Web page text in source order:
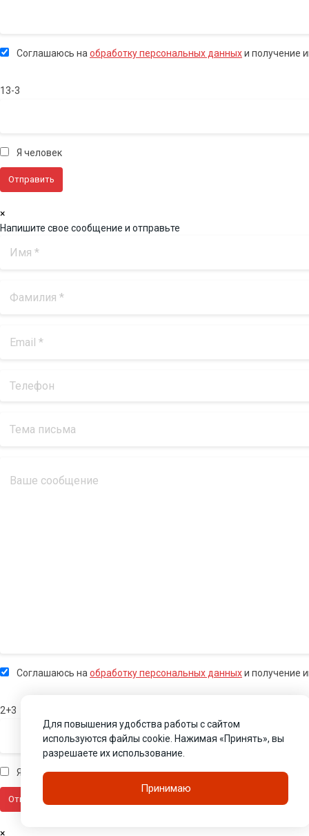
Соглашаюсь на обработку персональных данныхи получение
13-3
Я человек
×
Напишите свое сообщение и отправьте
Соглашаюсь наобработку персональных данныхи получение
2+3
Я человек
×
Для повышения удобства работы с сайтом
используются файлы cookie. Нажимая «Принять», вы
разрешаете их использование.
Принимаю